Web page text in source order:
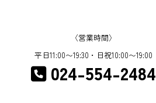
〈営業時間〉
平日11:00〜19:30・日祝10:00〜19:00
024-554-2484